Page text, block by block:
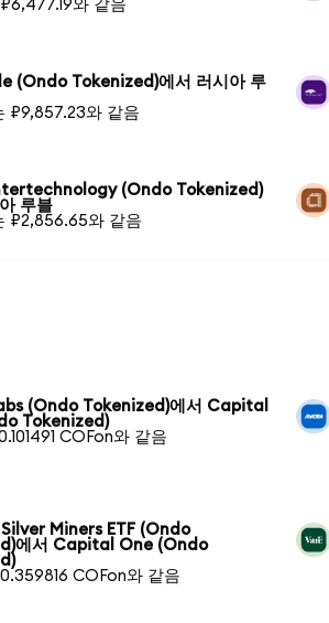
₽6,477.19와 같음
(Ondo Tokenized)에서 러시아 루
₽9,857.23와 같음
(Ondo Tokenized)
루블
₽2,856.65와 같음
(Ondo Tokenized)에서 Capital
Tokenized)
COFon와 같음
Miners ETF (Ondo
에서 Capital One (Ondo
0.359816 COFon와 같음